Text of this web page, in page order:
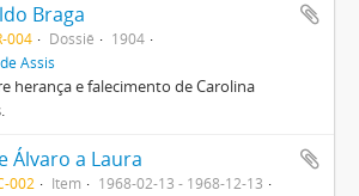
Braga
004 Dossiê
1904
Assis
herança e falecimento de Carolina
Álvaro a Laura
002 Item
1968-02-13 - 1968-12-13